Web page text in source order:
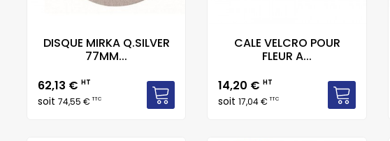
DISQUE MIRKA Q.SILVER
77MM...
Prix
62,13 € HT
soit 74,55 €TTC
CALE VELCRO POUR
FLEUR A...
Prix
14,20 €HT
soit17,04 €TTC